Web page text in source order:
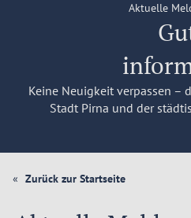
Aktuelle
Keine Neuigkeit verpassen –
Stadt Pirna und der
Zurück zur Startseite